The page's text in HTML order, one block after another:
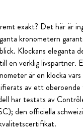
exakt? Det här är
kronometern
Klockans eleganta
en verklig livspartner.
är en klocka
av ett oberoende
har testats av
den officiella